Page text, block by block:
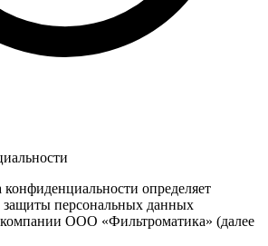
определяет
защиты персональных данных
компании ООО «Фильтроматика» (далее